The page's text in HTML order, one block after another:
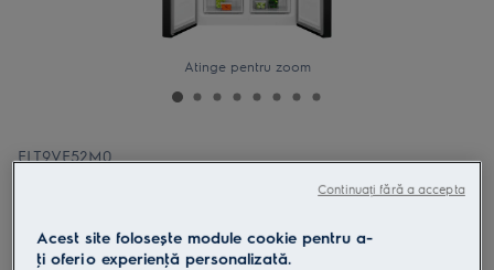
Atinge pentru zoom
ELT9VE52M0
Combină frigorifică Frost free clasă
lucioasă
Acest site folosește module cookie pentru a-
ţi oferi o experienţă personalizată.
Continuați fără a accepta